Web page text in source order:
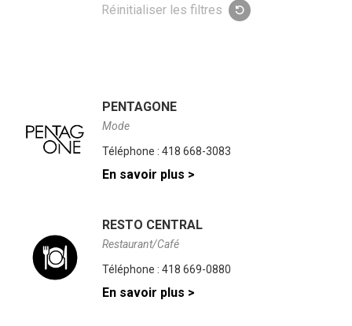
mesure
Réinitialiser les filtres
PENTAGONE
Mode
Téléphone : 418 668-3083
En savoir plus >
RESTO CENTRAL
Restaurant/Café
Téléphone : 418 669-0880
En savoir plus >